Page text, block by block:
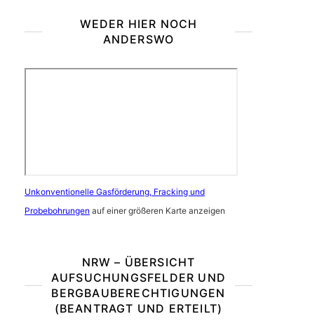
WEDER HIER NOCH
ANDERSWO
Unkonventionelle Gasförderung, Fracking und
Probebohrungen auf einer größeren Karte anzeigen
NRW – ÜBERSICHT
AUFSUCHUNGSFELDER UND
BERGBAUBERECHTIGUNGEN
(BEANTRAGT UND ERTEILT)